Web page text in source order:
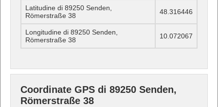
Latitudine di 89250 Senden,
Römerstraße 38
48.316446
Longitudine di 89250 Senden,
Römerstraße 38
10.072067
Coordinate GPS di 89250 Senden,
Römerstraße 38